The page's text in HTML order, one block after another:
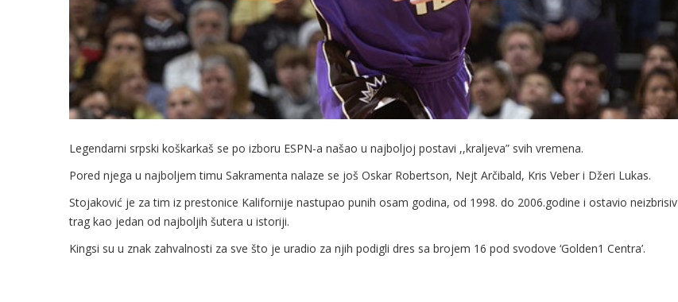
Legendarni srpski koškarkaš se po izboru ESPN-a našao u najboljoj postavi ,,kraljeva” svih vremena.
Pored njega u najboljem timu Sakramenta nalaze se još Oskar Robertson, Nejt Arčibald, Kris Veber i Džeri Lukas.
Stojaković je za tim iz prestonice Kalifornije nastupao punih osam godina, od 1998. do 2006.godine i ostavio neizbrisiv
trag kao jedan od najboljih šutera u istoriji.
Kingsi su u znak zahvalnosti za sve što je uradio za njih podigli dres sa brojem 16 pod svodove ‘Golden1 Centra’.